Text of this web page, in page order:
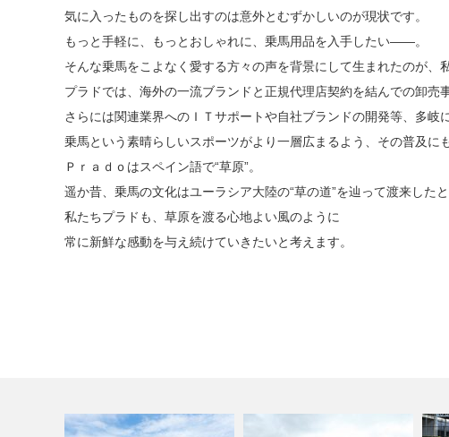
気に入ったものを探し出すのは意外とむずかしいのが現状です。
もっと手軽に、もっとおしゃれに、乗馬用品を入手したい――。
そんな乗馬をこよなく愛する方々の声を背景にして生まれたのが、
プラドでは、海外の一流ブランドと正規代理店契約を結んでの卸売
さらには関連業界へのＩＴサポートや自社ブランドの開発等、多岐
乗馬という素晴らしいスポーツがより一層広まるよう、その普及に
Ｐｒａｄｏはスペイン語で“草原”。
遥か昔、乗馬の文化はユーラシア大陸の“草の道”を辿って渡来したと
私たちプラドも、草原を渡る心地よい風のように
常に新鮮な感動を与え続けていきたいと考えます。